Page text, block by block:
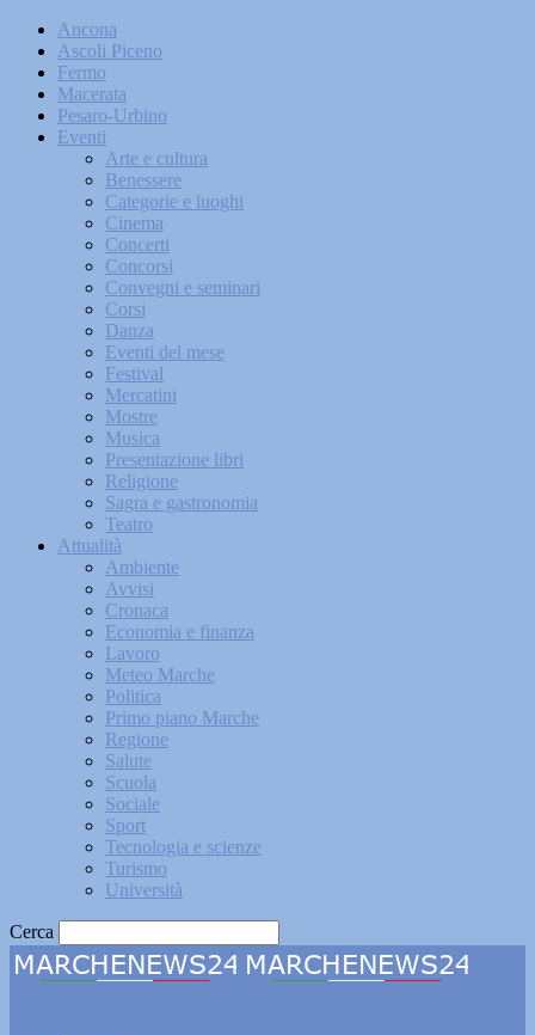
Ancona
Ascoli Piceno
Fermo
Macerata
Pesaro-Urbino
Eventi
Arte e cultura
Benessere
Categorie e luoghi
Cinema
Concerti
Concorsi
Convegni e seminari
Corsi
Danza
Eventi del mese
Festival
Mercatini
Mostre
Musica
Presentazione libri
Religione
Sagra e gastronomia
Teatro
Attualità
Ambiente
Avvisi
Cronaca
Economia e finanza
Lavoro
Meteo Marche
Politica
Primo piano Marche
Regione
Salute
Scuola
Sociale
Sport
Tecnologia e scienze
Turismo
Università
Cerca